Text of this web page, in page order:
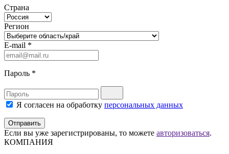
Страна
Регион
E-mail *
Пароль *
Я согласен на обработку персональных данных
Отправить
Если вы уже зарегистрированы, то можете авторизоваться.
КОМПАНИЯ